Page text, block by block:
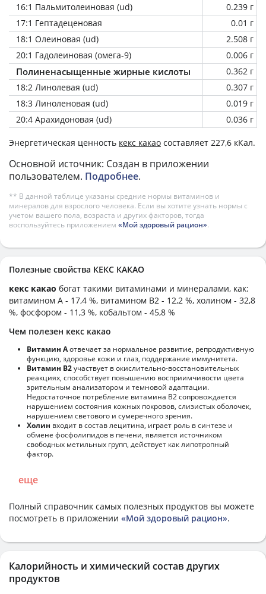
16:1 Пальмитолеиновая (ud)
0.239 г
17:1 Гептадеценовая
0.01 г
18:1 Олеиновая (ud)
2.508 г
20:1 Гадолеиновая (омега-9)
0.006 г
Полиненасыщенные жирные кислоты
0.362 г
18:2 Линолевая (ud)
0.307 г
18:3 Линоленовая (ud)
0.019 г
20:4 Арахидоновая (ud)
0.036 г
Энергетическая ценность кекс какао составляет 227,6 кКал.
Основной источник: Создан в приложении
пользователем. Подробнее.
** В данной таблице указаны средние нормы витаминов и
минералов для взрослого человека. Если вы хотите узнать нормы с
учетом вашего пола, возраста и других факторов, тогда
воспользуйтесь приложением «Мой здоровый рацион».
Полезные свойства КЕКС КАКАО
кекс какао богат такими витаминами и минералами, как:
витамином А - 17,4 %, витамином B2 - 12,2 %, холином - 32,8
%, фосфором - 11,3 %, кобальтом - 45,8 %
Чем полезен кекс какао
Витамин Аотвечает за нормальное развитие, репродуктивную
функцию, здоровье кожи и глаз, поддержание иммунитета.
Витамин В2участвует в окислительно-восстановительных
реакциях, способствует повышению восприимчивости цвета
зрительным анализатором и темновой адаптации.
Недостаточное потребление витамина В2 сопровождается
нарушением состояния кожных покровов, слизистых оболочек,
нарушением светового и сумеречного зрения.
Холин входит в состав лецитина, играет роль в синтезе и
обмене фосфолипидов в печени, является источником
свободных метильных групп, действует как липотропный
фактор.
еще
Полный справочник самых полезных продуктов вы можете
посмотреть в приложении «Мой здоровый рацион».
Калорийность и химический состав других
продуктов